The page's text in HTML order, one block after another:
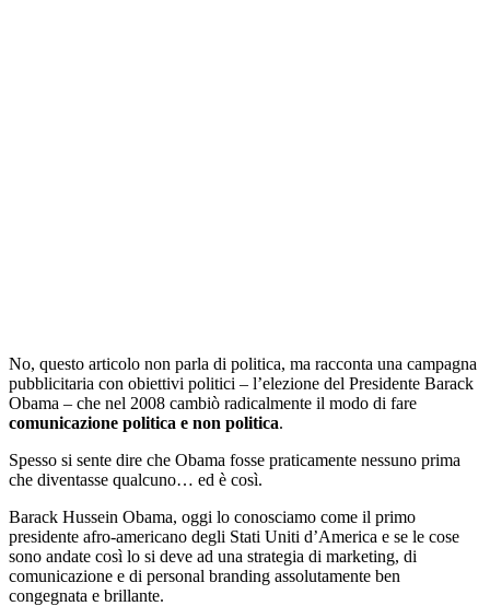
No, questo articolo non parla di politica, ma racconta una campagna
pubblicitaria con obiettivi politici – l’elezione del Presidente Barack
Obama – che nel 2008 cambiò radicalmente il modo di fare
comunicazione politica e non politica.
Spesso si sente dire che Obama fosse praticamente nessuno prima
che diventasse qualcuno… ed è così.
Barack Hussein Obama, oggi lo conosciamo come il primo
presidente afro-americano degli Stati Uniti d’America e se le cose
sono andate così lo si deve ad una strategia di marketing, di
comunicazione e di personal branding assolutamente ben
congegnata e brillante.